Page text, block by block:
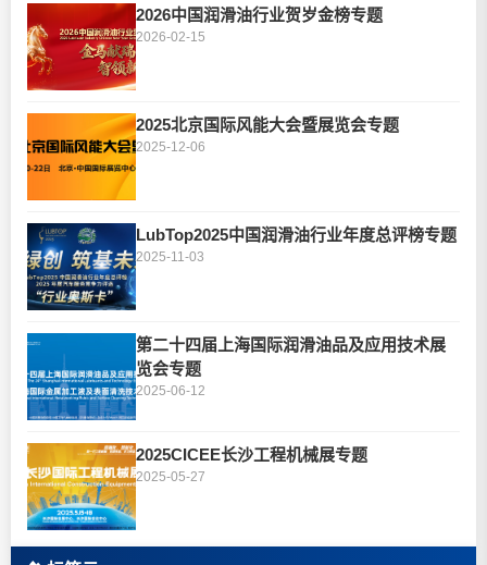
2026中国润滑油行业贺岁金榜专题
2026-02-15
2025北京国际风能大会暨展览会专题
2025-12-06
LubTop2025中国润滑油行业年度总评榜专题
2025-11-03
第二十四届上海国际润滑油品及应用技术展
览会专题
2025-06-12
2025CICEE长沙工程机械展专题
2025-05-27